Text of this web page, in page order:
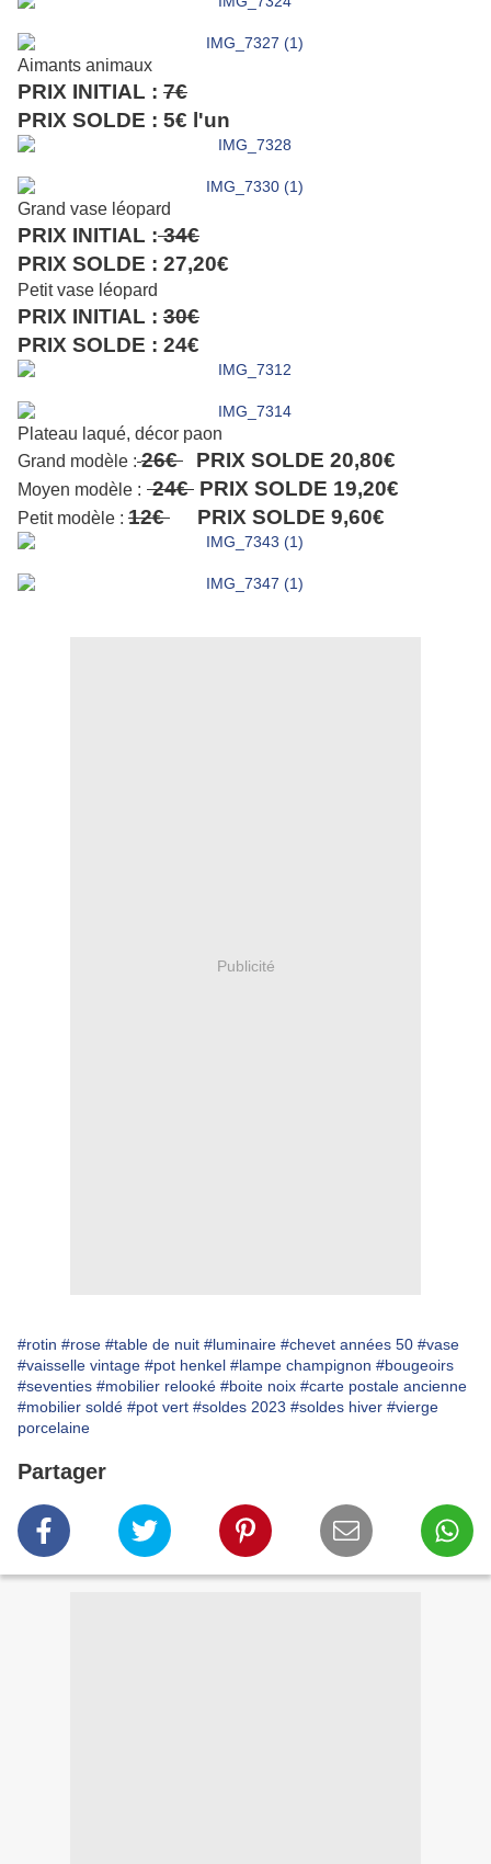
Aimants animaux
PRIX INITIAL : 7€
PRIX SOLDE : 5€ l'un
Grand vase léopard
PRIX INITIAL :34€
PRIX SOLDE : 27,20€
Petit vase léopard
PRIX INITIAL : 30€
PRIX SOLDE : 24€
Plateau laqué, décor paon
Grand modèle : 26€ PRIX SOLDE 20,80€
Moyen modèle : 24€ PRIX SOLDE 19,20€
Petit modèle : 12€ PRIX SOLDE 9,60€
Publicité
#rotin #rose #table de nuit #luminaire #chevet années 50 #vase
#vaisselle vintage #pot henkel #lampe champignon #bougeoirs
#seventies #mobilier relooké #boite noix #carte postale ancienne
#mobilier soldé #pot vert #soldes 2023 #soldes hiver #vierge
porcelaine
Partager